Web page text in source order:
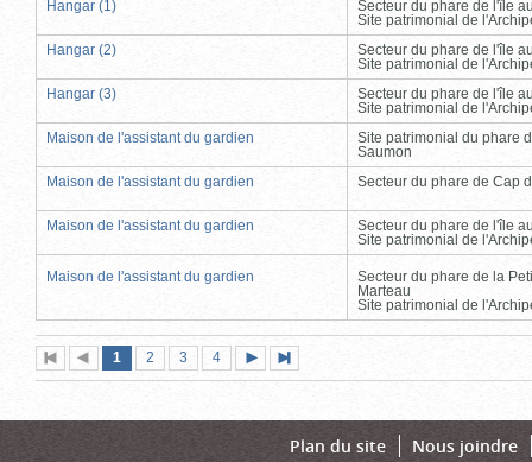
Hangar (1)
Secteur du phare de l'île
Site patrimonial de
Hangar (2)
Secteur du phare de l'île
Site patrimonial de
Hangar (3)
Secteur du phare de l'île
Site patrimonial de
Maison de l'assistant du gardien
Site patrimonial du phare
Saumon
Maison de l'assistant du gardien
Secteur du phare de Cap
Maison de l'assistant du gardien
Secteur du phare de l'île
Site patrimonial de
Maison de l'assistant du gardien
Secteur du phare de la
Marteau
Site patrimonial de
Première
page
Page
précédente
Page
1 (page
actuelle)
Page
2 Page
3 Page
4
suivante
page
Plan du site Nous joindre